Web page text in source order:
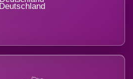
Deutschland